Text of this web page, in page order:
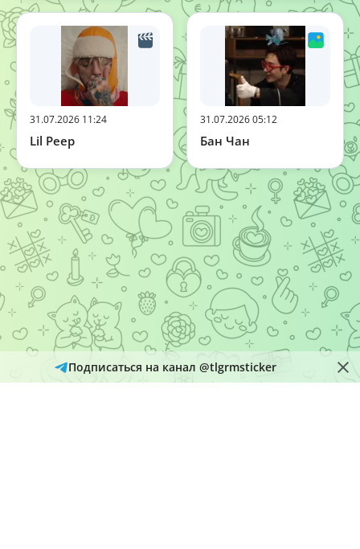
31.07.2026 11:24
Lil Peep
31.07.2026 05:12
Бан Чан
Подписаться на канал @tlgrmsticker